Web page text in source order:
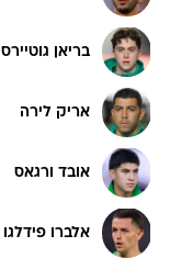
בריאן גוטיירס
אריק לירה
אובד ורגאס
אלברו פידלגו